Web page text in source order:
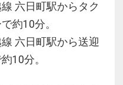
六日町駅からタク
約10分。
六日町駅から送迎
10分。